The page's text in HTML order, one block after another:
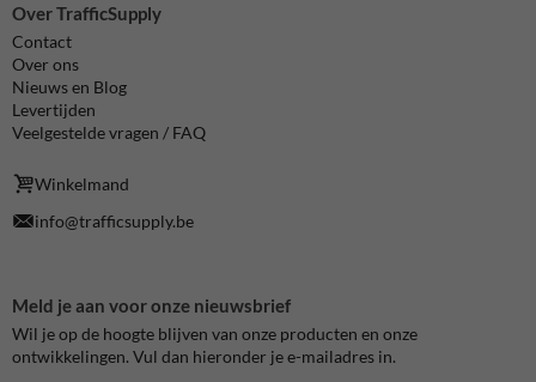
Over TrafficSupply
Contact
Over ons
Nieuws en Blog
Levertijden
Veelgestelde vragen / FAQ
Winkelmand
info@trafficsupply.be
Meld je aan voor onze nieuwsbrief
Wil je op de hoogte blijven van onze producten en onze
ontwikkelingen. Vul dan hieronder je e-mailadres in.